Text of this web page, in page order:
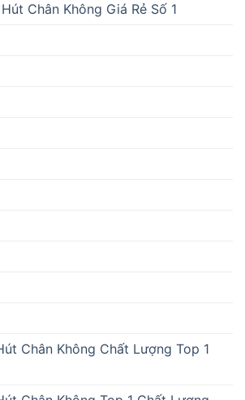
Chân Không Giá Rẻ Số 1
Chân Không Chất Lượng Top 1